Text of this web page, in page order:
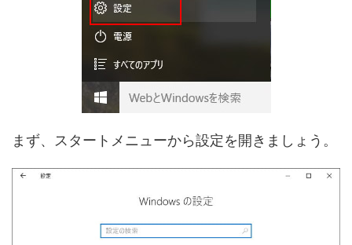
まず、スタートメニューから設定を開きましょう。